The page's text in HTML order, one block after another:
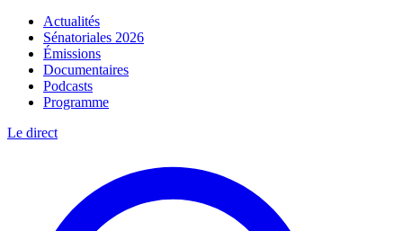
Actualités
Sénatoriales 2026
Émissions
Documentaires
Podcasts
Programme
Le direct